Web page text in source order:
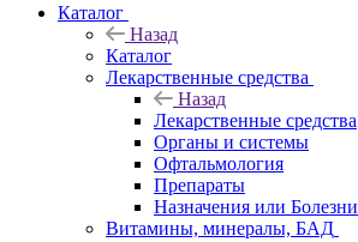
Каталог
Назад
Каталог
Лекарственные средства
Назад
Лекарственные средства
Органы и системы
Офтальмология
Препараты
Назначения или Болезни
Витамины, минералы, БАД